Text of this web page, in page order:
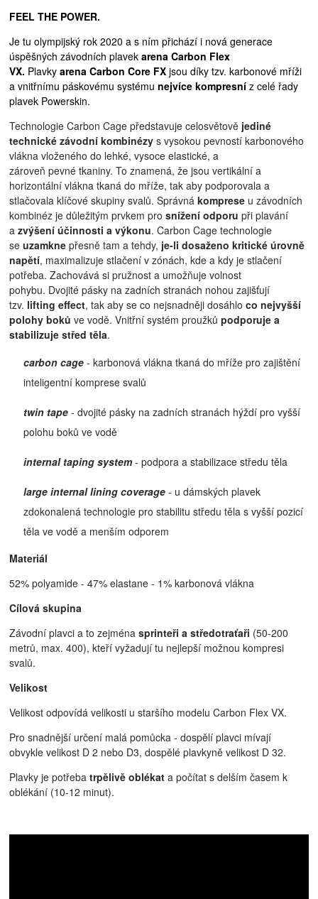
FEEL THE POWER.
Je tu olympijský rok 2020 a s ním přichází i nová generace
úspěšných závodních plavekarena Carbon Flex
VX. Plavkyarena Carbon Core FX jsou díky tzv. karbonové mříži
a vnitřnímu páskovému systémunejvíce kompresní z celé řady
plavek Powerskin.
Technologie Carbon Cage představuje celosvětově jediné
technické závodní kombinézy s vysokou pevností karbonového
vlákna vloženého do lehké, vysoce elastické, a
zároveň pevné tkaniny. Toznamená, že jsou vertikální a
horizontální vlákna tkaná do mříže, tak aby podporovala a
stlačovala klíčové skupiny svalů.Správnákomprese u závodních
kombinéz je důležitým prvkem prosnížení odporu při plavání
azvýšení účinnosti a výkonu. Carbon Cage technologie
seuzamkne přesně tam a tehdy, je-li dosaženo kritické úrovně
napětí, maximalizuje stlačení v zónách, kde a kdy je stlačení
potřeba. Zachovává si pružnost a umožňuje volnost
pohybu. Dvojité pásky na zadních stranách nohou zajišťují
tzv. lifting effect, tak aby se co nejsnadněji dosáhloco nejvyšší
polohy boků ve vodě. Vnitřní systém proužkůpodporuje a
stabilizuje střed těla.
carbon cage - karbonová vlákna tkaná do mříže pro zajištění
inteligentní komprese svalů
twin tape - dvojité pásky na zadních stranách hýždí pro vyšší
polohu boků ve vodě
internal taping system- podpora a stabilizace středu těla
large internal lining coverage - u dámských plavek
zdokonalená technologie pro stabilitu středu těla s vyšší pozicí
těla ve vodě a menším odporem
Materiál
52% polyamide - 47% elastane - 1% karbonová vlákna
Cílová skupina
Závodní plavci a to zejménasprinteři a středotraťaři (50-200
metrů, max. 400), kteří vyžadují tu nejlepší možnou kompresi
svalů.
Velikost
Velikost odpovídá velikosti u staršího modelu Carbon Flex VX.
Pro snadnější určení malá pomůcka - dospělí plavci mívají
obvykle velikost D 2 nebo D3, dospělé plavkyně velikost D 32.
Plavky je potřebatrpělivě oblékat a počítat s delším časem k
oblékání (10-12 minut).